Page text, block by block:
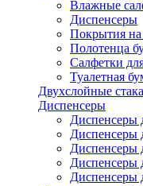
Влажные
Диспенсеры
Покрытия на
Полотенца
Салфетки
Туалетная
Двухслойные
Диспенсеры
Диспенсеры
Диспенсеры
Диспенсеры
Диспенсеры
Диспенсеры